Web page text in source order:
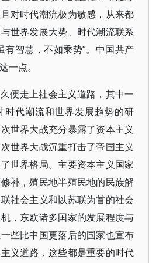
对时代潮流极为敏感，从来都
世界发展大势、时代潮流联系
有智慧，不如乘势”。中国共产
一点。
便走上社会主义道路，其中一
时代潮流和世界发展趋势的研
世界大战充分暴露了资本主义
世界大战沉重打击了帝国主义
世界格局。主要资本主义国家
补，殖民地半殖民地的民族解
社会主义和以苏联为首的社会
，东欧诸多国家的发展程度与
些比中国更落后的国家也宣布
义道路，这些都是重要的时代